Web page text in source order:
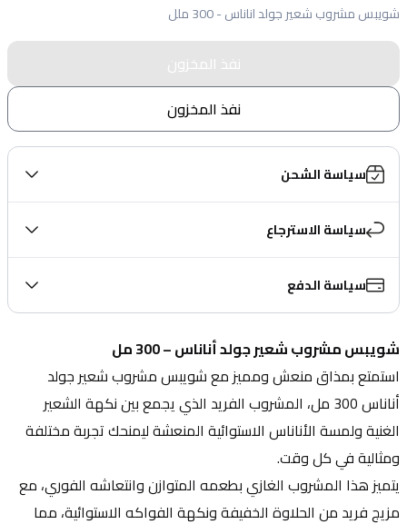
شويبس مشروب شعير جولد اناناس - 300 ملل
نفذ المخزون
نفذ المخزون
سياسة الشحن
سياسة الاسترجاع
سياسة الدفع
شويبس مشروب شعير جولد أناناس – 300 مل
ومثالية في كل وقت.